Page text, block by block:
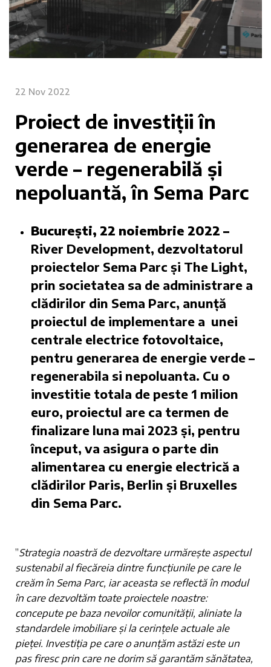
22 Nov 2022
Proiect de investiții în
generarea de energie
verde – regenerabilă și
nepoluantă, în Sema Parc
București, 22 noiembrie 2022 –
River Development, dezvoltatorul
proiectelor Sema Parc și The Light,
prin societatea sa de administrare a
clădirilor din Sema Parc, anunță
proiectul de implementare a unei
centrale electrice fotovoltaice,
pentru generarea de energie verde –
regenerabila si nepoluanta. Cu o
investitie totala de peste 1 milion
euro, proiectul are ca termen de
finalizare luna mai 2023 și, pentru
început, va asigura o parte din
alimentarea cu energie electrică a
clădirilor Paris, Berlin și Bruxelles
din Sema Parc.
”Strategia noastră de dezvoltare urmărește aspectul
sustenabil al fiecăreia dintre funcțiunile pe care le
creăm în Sema Parc, iar aceasta se reflectă în modul
în care dezvoltăm toate proiectele noastre:
concepute pe baza nevoilor comunității, aliniate la
standardele imobiliare și la cerințele actuale ale
pieței. Investiția pe care o anunțăm astăzi este un
pas firesc prin care ne dorim să garantăm sănătatea,